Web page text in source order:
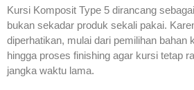
Kursi Komposit Type 5 dirancang
bukan sekadar produk sekali pakai.
diperhatikan, mulai dari pemilihan bahan
hingga proses finishing agar kursi tetap
jangka waktu lama.